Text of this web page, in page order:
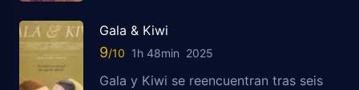
Gala & Kiwi
9 1h 48min 2025
Gala y Kiwi se reencuentran tras seis